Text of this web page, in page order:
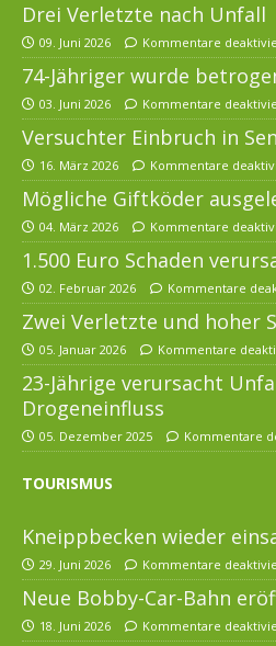
Drei Verletzte nach Unfall
09. Juni 2026 Kommentare
74-Jähriger wurde
03. Juni 2026 Kommentare
Versuchter Einbruch in
16. März 2026 Kommentare
Mögliche Giftköder
04. März 2026 Kommentare
1.500 Euro Schaden
02. Februar 2026 Kommentare
Zwei Verletzte und hoher
05. Januar 2026 Kommentare
23-Jährige verursacht
Drogeneinfluss
05. Dezember 2025 Kommentare
TOURISMUS
Kneippbecken wieder
29. Juni 2026 Kommentare
Neue Bobby-Car-Bahn
18. Juni 2026 Kommentare